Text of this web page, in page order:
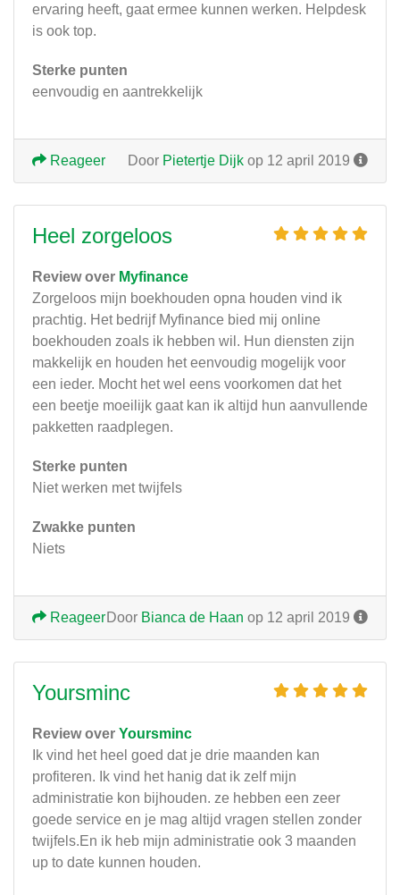
ervaring heeft, gaat ermee kunnen werken. Helpdesk
is ook top.
Sterke punten
eenvoudig en aantrekkelijk
Door Pietertje Dijk op 12 april 2019
Reageer
Heel zorgeloos
Review over Myfinance
Zorgeloos mijn boekhouden opna houden vind ik
prachtig. Het bedrijf Myfinance bied mij online
boekhouden zoals ik hebben wil. Hun diensten zijn
makkelijk en houden het eenvoudig mogelijk voor
een ieder. Mocht het wel eens voorkomen dat het
een beetje moeilijk gaat kan ik altijd hun aanvullende
pakketten raadplegen.
Sterke punten
Niet werken met twijfels
Zwakke punten
Niets
Door Bianca de Haan op 12 april 2019
Reageer
Yoursminc
Review over Yoursminc
Ik vind het heel goed dat je drie maanden kan
profiteren. Ik vind het hanig dat ik zelf mijn
administratie kon bijhouden. ze hebben een zeer
goede service en je mag altijd vragen stellen zonder
twijfels.En ik heb mijn administratie ook 3 maanden
up to date kunnen houden.